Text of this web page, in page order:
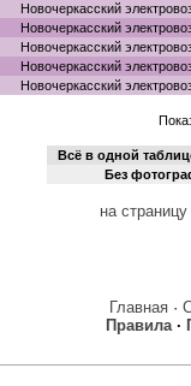
Новочеркасский
Новочеркасский
Новочеркасский
Новочеркасский
Новочеркасский
Всё в одной
Без
на
Главная·
Правила·